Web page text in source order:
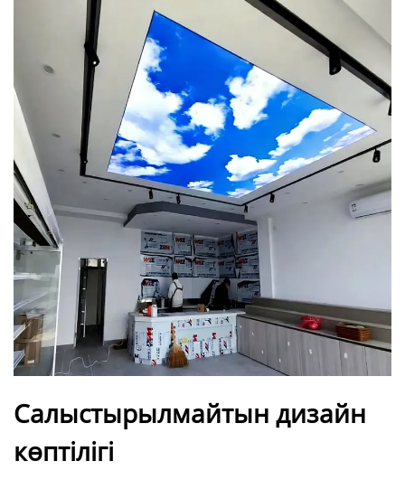
Салыстырылмайтын дизайн
көптілігі